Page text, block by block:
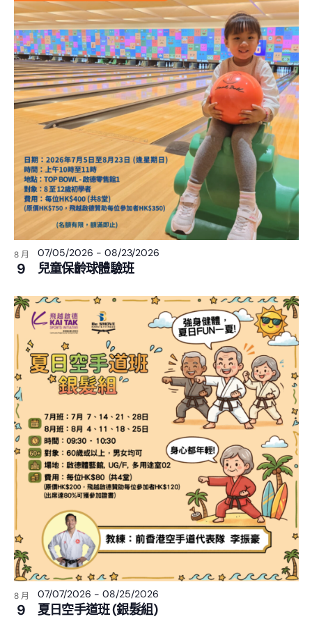
8 月
9
07/05/2026 - 08/23/2026
兒童保齡球體驗班
8 月
9
07/07/2026 - 08/25/2026
夏日空手道班 (銀髮組)